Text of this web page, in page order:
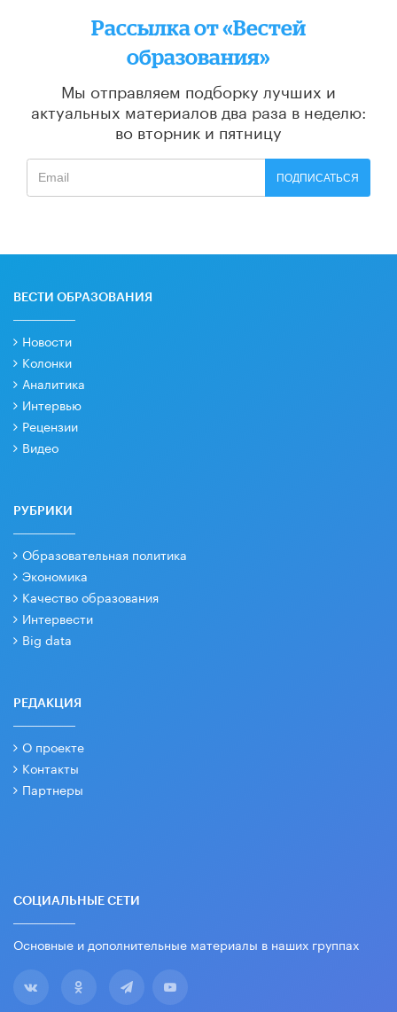
Рассылка от «Вестей
образования»
Мы отправляем подборку лучших и
актуальных материалов два раза в неделю:
во вторник и пятницу
ПОДПИСАТЬСЯ
ВЕСТИ ОБРАЗОВАНИЯ
Новости
Колонки
Аналитика
Интервью
Рецензии
Видео
РУБРИКИ
Образовательная политика
Экономика
Качество образования
Интервести
Big data
РЕДАКЦИЯ
О проекте
Контакты
Партнеры
СОЦИАЛЬНЫЕ СЕТИ
Основные и дополнительные материалы в наших группах